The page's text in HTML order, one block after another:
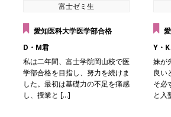
富士ゼミ生
愛知医科大学医学部合格
D・M君
私は二年間、富士学院岡山校で医
学部合格を目指し、努力を続けま
した。最初は基礎力の不足を痛感
し、授業と […]
Y・
妹が
良い
そ必
と入